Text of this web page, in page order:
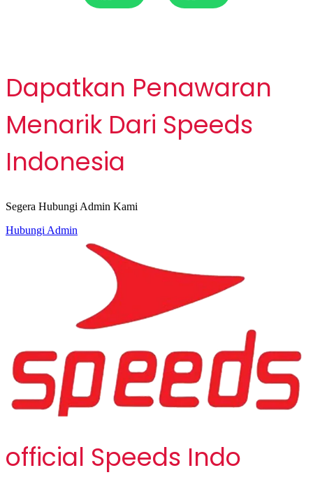
LX001-1305
Dapatkan Penawaran
Menarik Dari Speeds
Indonesia
Segera Hubungi Admin Kami
Hubungi Admin
official Speeds Indo